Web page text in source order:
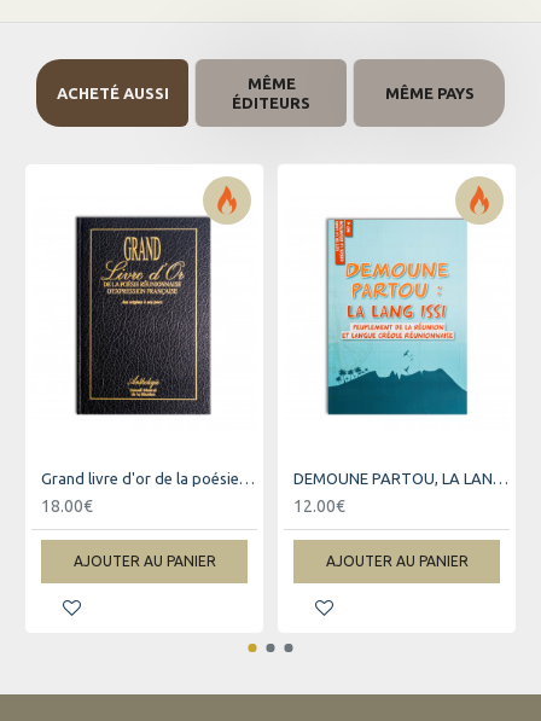
ACHETÉ AUSSI
MÊME
ÉDITEURS
MÊME PAYS
Grand livre d'or de la poésie réunionnaise d'expression française
18.00€
AJOUTER AU PANIER
DEMOUNE PARTOU, LA LANG ISSI
12.00€
AJOUTER AU PANIER